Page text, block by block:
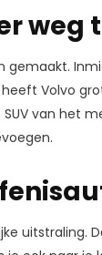
weg
Volvo
van het
uitstraling.